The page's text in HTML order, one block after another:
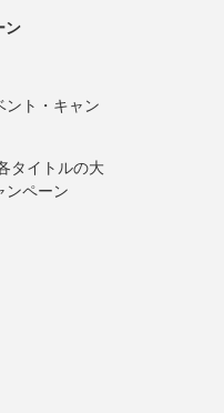
ン
ント・キャン
タイトルの大
ンペーン